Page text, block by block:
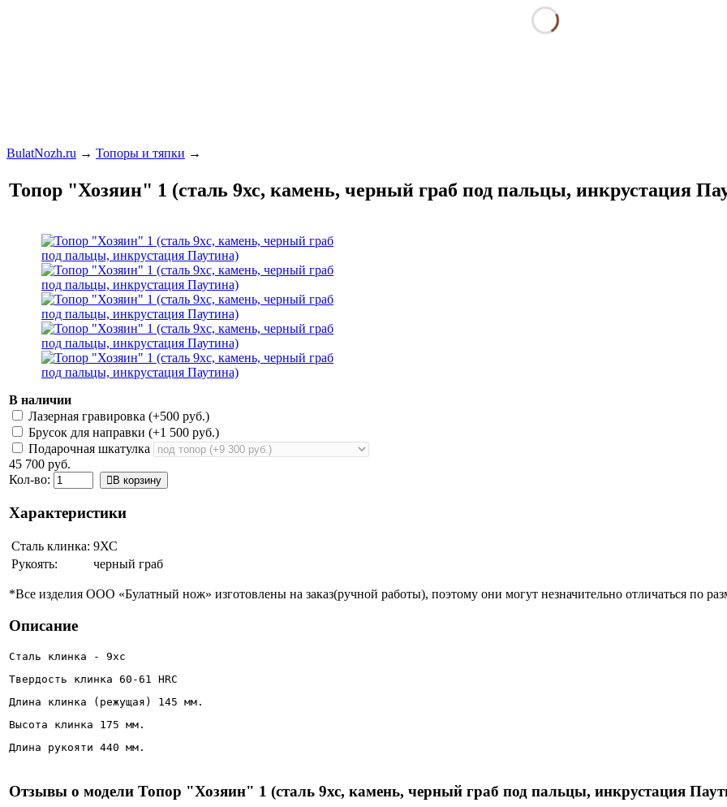
BulatNozh.ru → Топоры и тяпки →
Топор "Хозяин" 1 (сталь 9хс, камень, черный граб под пальцы, инкрустация
В наличии
Лазерная гравировка (+500 руб.)
Брусок для направки (+1 500 руб.)
Подарочная шкатулка
45 700 руб.
Кол-во:
В корзину
Характеристики
Сталь клинка: 9ХС
Рукоять:
черный граб
*Все изделия ООО «Булатный нож» изготовлены на заказ(ручной работы), поэтому они могут незначительно отличаться по
Описание
Сталь клинка - 9хс
Твердость клинка 60-61 HRC
Длина клинка (режущая) 145 мм.
Высота клинка 175 мм.
Длина рукояти 440 мм.
Отзывы о модели Топор "Хозяин" 1 (сталь 9хс, камень, черный граб под пальцы, инкрустация